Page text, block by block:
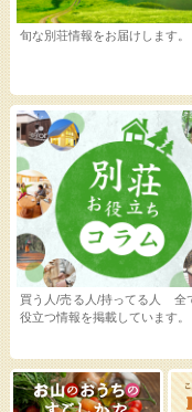
旬な別荘情報をお届けします。
買う人/売る人/持ってる人 全
役立つ情報を掲載しています。